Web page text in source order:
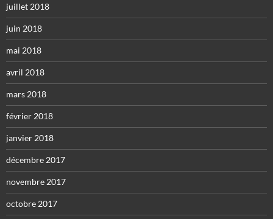
juillet 2018
juin 2018
mai 2018
avril 2018
mars 2018
février 2018
janvier 2018
décembre 2017
novembre 2017
octobre 2017